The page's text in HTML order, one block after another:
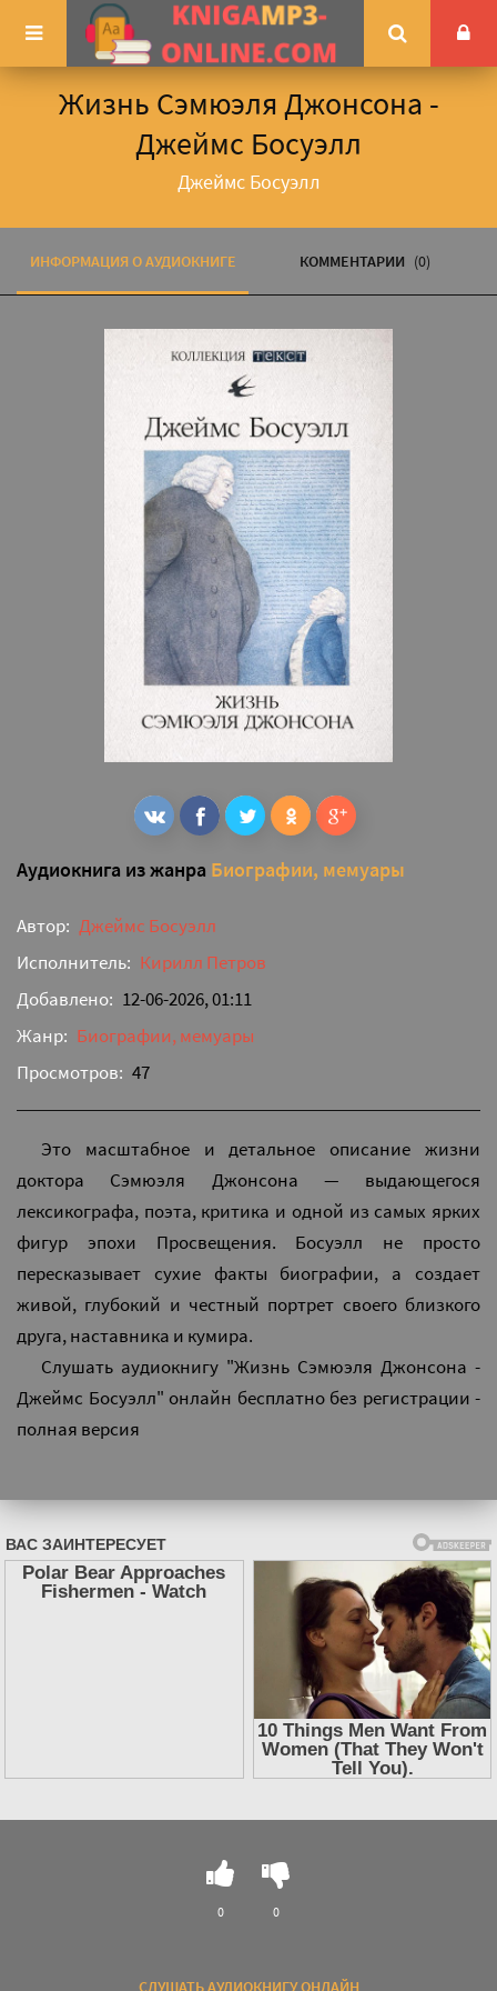
Жизнь Сэмюэля Джонсона -
Джеймс Босуэлл
Джеймс Босуэлл
ИНФОРМАЦИЯ О АУДИОКНИГЕ КОММЕНТАРИИ (0)
Аудиокнига из жанра Биографии, мемуары
Автор: Джеймс Босуэлл
Исполнитель: Кирилл Петров
Добавлено: 12-06-2026, 01:11
Жанр: Биографии, мемуары
Просмотров: 47
Это масштабное и детальное описание жизни
доктора Сэмюэля Джонсона — выдающегося
лексикографа, поэта, критика и одной из самых ярких
фигур эпохи Просвещения. Босуэлл не просто
пересказывает сухие факты биографии, а создает
живой, глубокий и честный портрет своего близкого
друга, наставника и кумира.
Слушать аудиокнигу "Жизнь Сэмюэля Джонсона -
Джеймс Босуэлл" онлайн бесплатно без регистрации -
полная версия
СЛУШАТЬ АУДИОКНИГУ ОНЛАЙН
0 0